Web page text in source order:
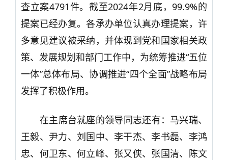
查立案4791件。截至2024年2月底，99.9%的
提案已经办复。各承办单位认真办理提案，许
多意见建议被采纳，并体现到党和国家相关政
策、发展规划和部门工作中，为统筹推进“五位
一体”总体布局、协调推进“四个全面”战略布局
发挥了积极作用。
在主席台就座的领导同志还有：马兴瑞、
王毅、尹力、刘国中、李干杰、李书磊、李鸿
忠、何卫东、何立峰、张又侠、张国清、陈文